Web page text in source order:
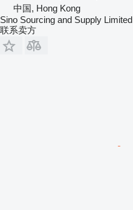
中国, Hong Kong
Sino Sourcing and Supply Limited
联系卖方